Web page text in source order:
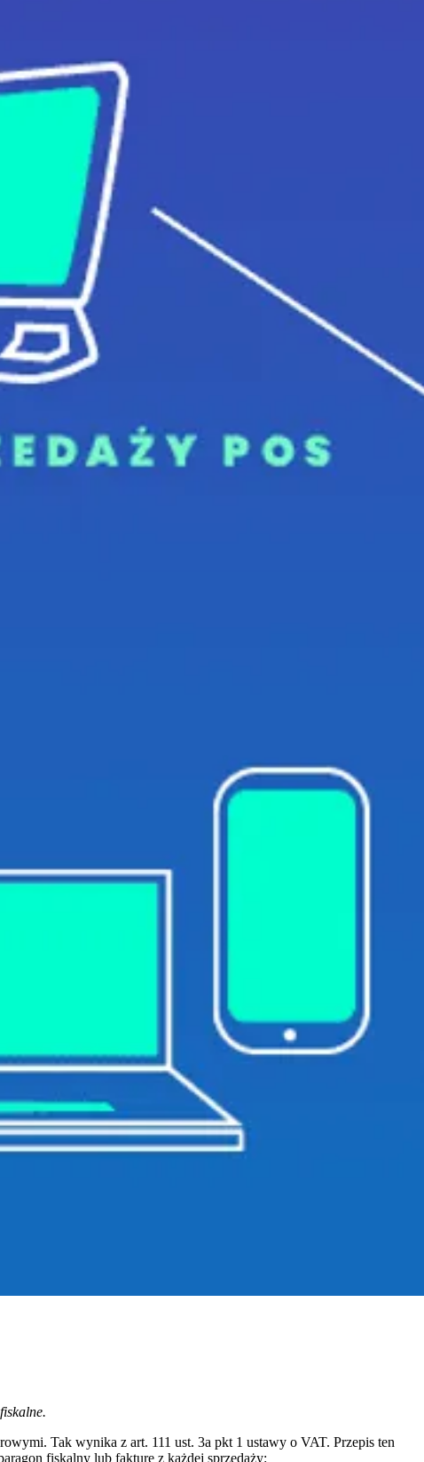
Tak wynika z art. 111 ust. 3a pkt 1 ustawy o VAT. Przepis ten
fiskalny lub fakturę z każdej sprzedaży: